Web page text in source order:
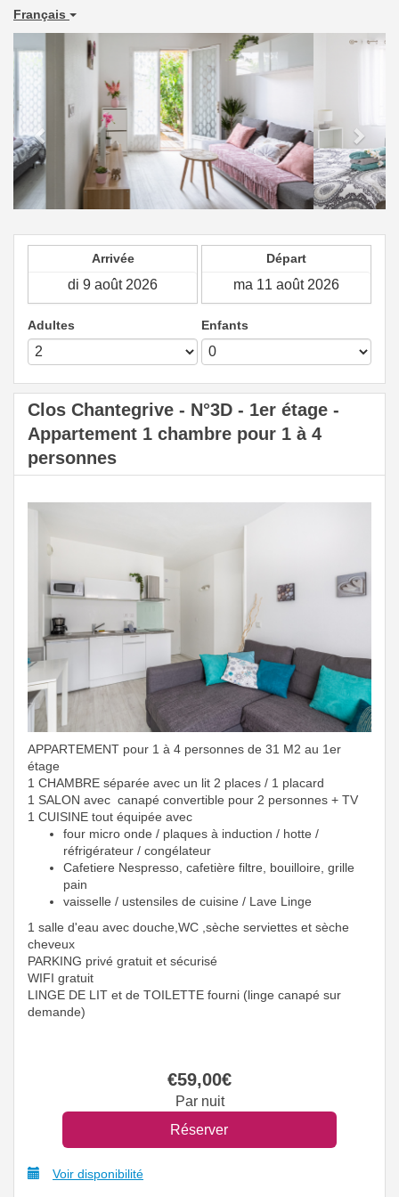
Français
Previous Next
Arrivée Départ
Adultes Enfants
Clos Chantegrive - N°3D - 1er étage -
Appartement 1 chambre pour 1 à 4
personnes
APPARTEMENT pour 1 à 4 personnes de 31 M2 au 1er
étage
1 CHAMBRE séparée avec un lit 2 places / 1 placard
1 SALON avec canapé convertible pour 2 personnes + TV
1 CUISINE tout équipée avec
four micro onde / plaques à induction / hotte /
réfrigérateur / congélateur
Cafetiere Nespresso, cafetière filtre, bouilloire, grille
pain
vaisselle / ustensiles de cuisine / Lave Linge
1 salle d'eau avec douche,WC ,sèche serviettes et sèche
cheveux
PARKING privé gratuit et sécurisé
WIFI gratuit
LINGE DE LIT et de TOILETTE fourni (linge canapé sur
demande)
€59,00€
Par nuit
Voir disponibilité